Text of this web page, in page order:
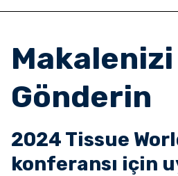
Makalenizi
Gönderin
2024 Tissue
konferansı için